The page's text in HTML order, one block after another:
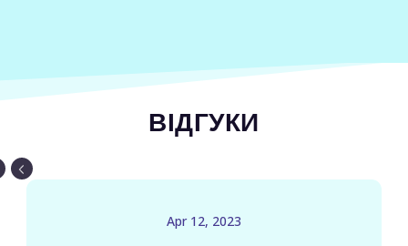
ВІДГУКИ
Apr 12, 2023